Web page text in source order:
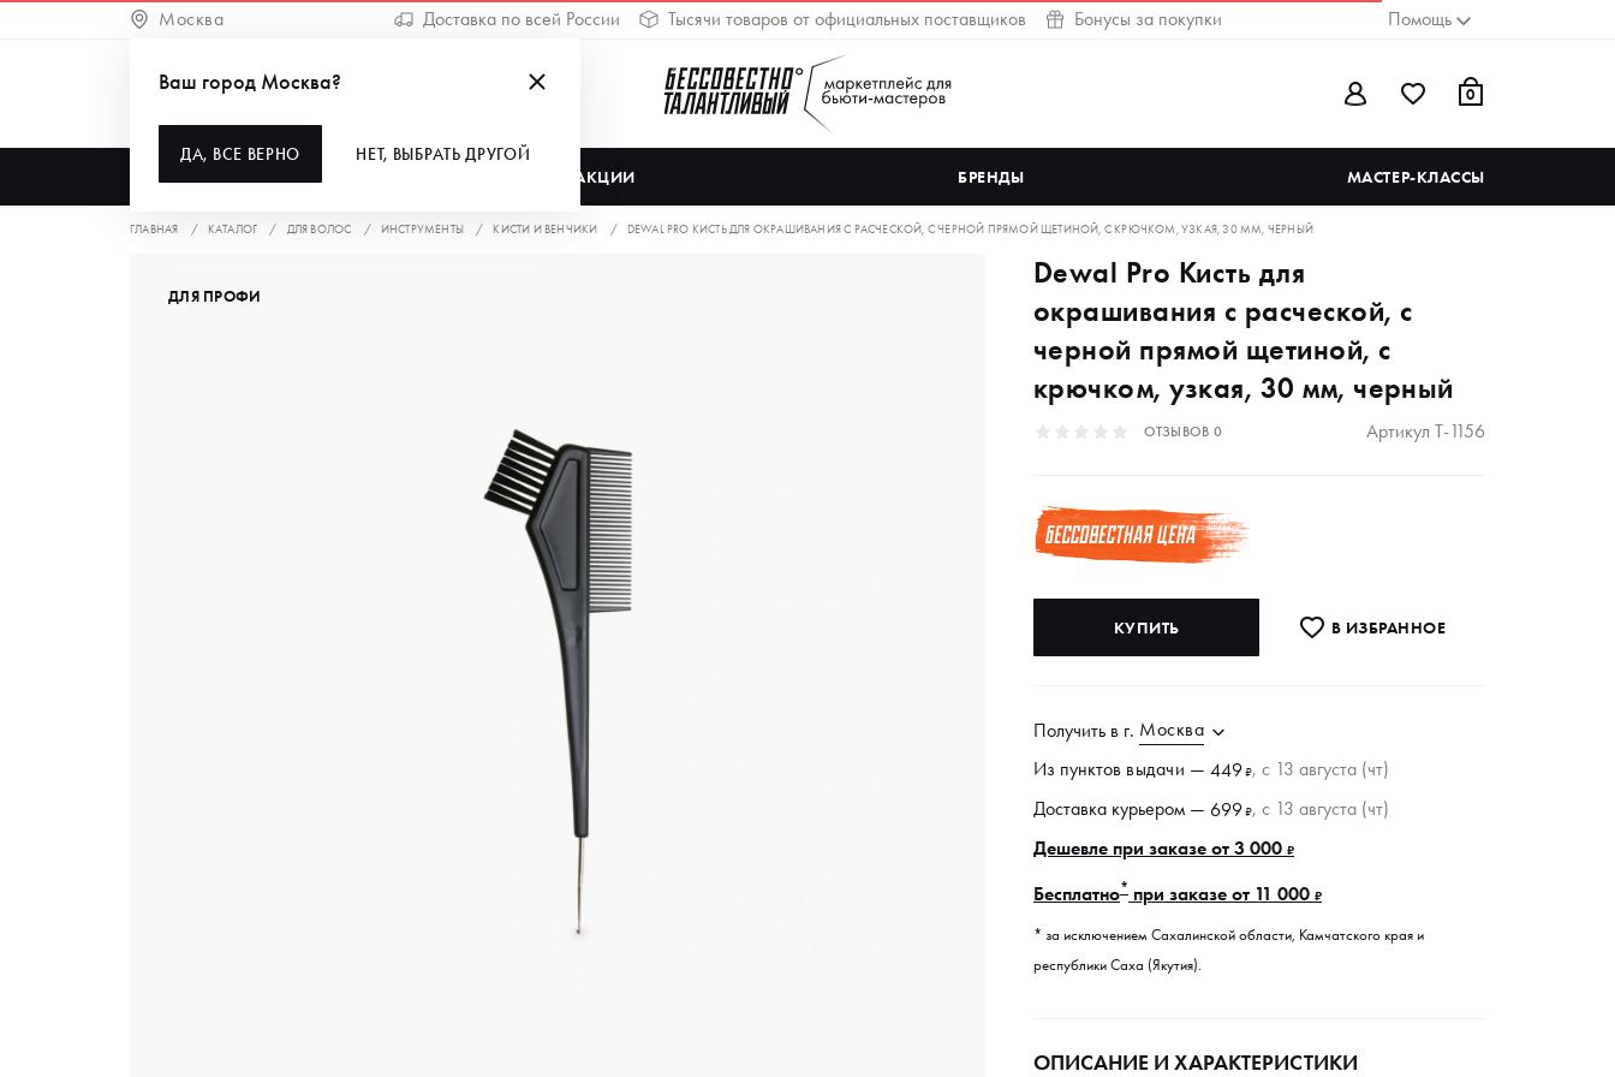
Москва Доставка по всей России Тысячи товаров от официальных поставщиков Бонусы за покупки Помощь
0
АКЦИИ БРЕНДЫ МАСТЕР-КЛАССЫ
Ваш город Москва?
ДА, ВСЕ ВЕРНО НЕТ, ВЫБРАТЬ ДРУГОЙ
ГЛАВНАЯ КАТАЛОГ ДЛЯ ВОЛОС ИНСТРУМЕНТЫ КИСТИ И ВЕНЧИКИ DEWAL PRO КИСТЬ ДЛЯ ОКРАШИВАНИЯ С РАСЧЕСКОЙ, С ЧЕРНОЙ ПРЯМОЙ ЩЕТИНОЙ, С КРЮЧКОМ, УЗКАЯ, 30 ММ, ЧЕРНЫЙ
ДЛЯ ПРОФИ
Dewal Pro Кисть для
окрашивания с расческой, с
черной прямой щетиной, с
крючком, узкая, 30 мм, черный
ОТЗЫВОВ 0 Артикул T-1156
КУПИТЬ В ИЗБРАННОE
Получить в г. Москва
Из пунктов выдачи —449₽, c 13 августа (чт)
Доставка курьером —699₽, c 13 августа (чт)
Дешевле при заказе от 3 000₽
Бесплатно* при заказе от 11 000₽
* за исключением Сахалинской области, Камчатского края и
республики Саха (Якутия).
ОПИСАНИЕ И ХАРАКТЕРИСТИКИ